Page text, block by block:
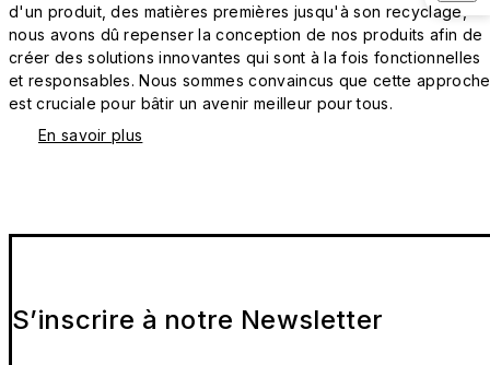
d'un produit, des matières premières jusqu'à son recyclage,
nous avons dû repenser la conception de nos produits afin de
créer des solutions innovantes qui sont à la fois fonctionnelles
et responsables. Nous sommes convaincus que cette approche
est cruciale pour bâtir un avenir meilleur pour tous.
En savoir plus
S’inscrire à notre Newsletter